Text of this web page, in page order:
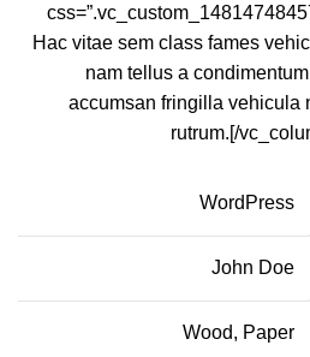
!important;}”]Hac vitae sem class fames
nam tellus a
accumsan fringilla vehicula
rutrum.[/
WordPress
John Doe
Wood, Paper